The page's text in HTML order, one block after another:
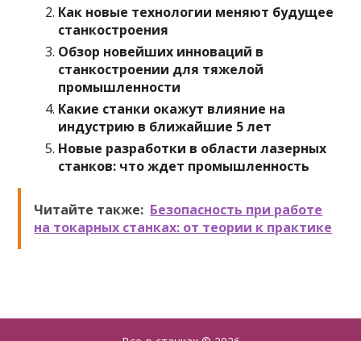
Как новые технологии меняют будущее
станкостроения
Обзор новейших инноваций в
станкостроении для тяжелой
промышленности
Какие станки окажут влияние на
индустрию в ближайшие 5 лет
Новые разработки в области лазерных
станков: что ждет промышленность
Читайте также: Безопасность при работе
на токарных станках: от теории к практике